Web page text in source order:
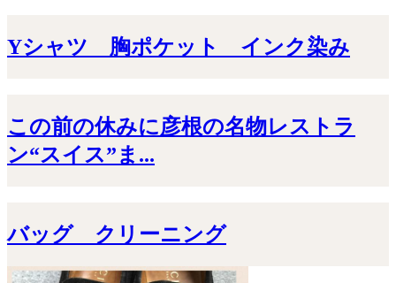
Yシャツ 胸ポケット インク染み
この前の休みに彦根の名物レストラ
ン“スイス”ま...
バッグ クリーニング